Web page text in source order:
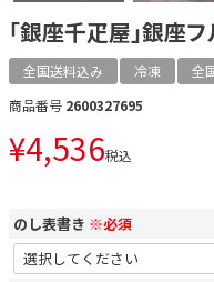
「銀座千疋屋」銀座
全国送料込み 冷凍 全
商品番号 2600327695
¥4,536税込
のし表書き ※必須